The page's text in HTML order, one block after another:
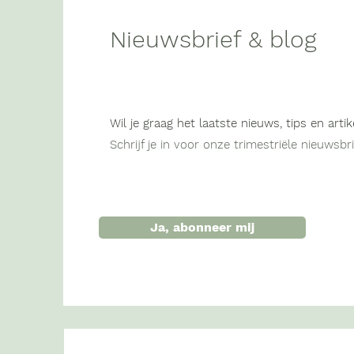
zelfs in crisis- podcast met
Joost Callens, owner
Nieuwsbrief & blog
Wil je graag het laatste nieuws, tips en
Schrijf je in voor onze trimestriële
Ja, abonneer mij